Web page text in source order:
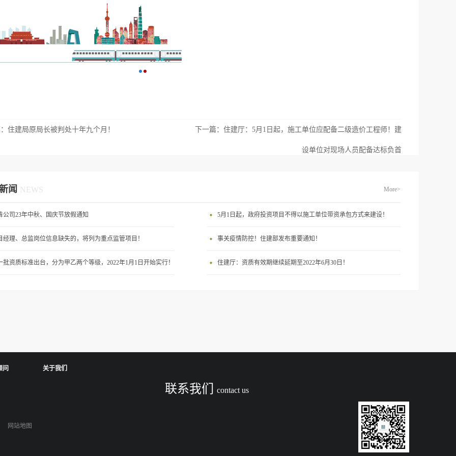
住建局原局长被判处十年九个月！ 下一篇： 住建厅：5月1日起，施工单位应配备二级造价工程师！建
设单位对现场人员配备达标负首
闻 NEWS More>
公司23年中秋、国庆节放假通知 5月1日起，政府投资项目不得以施工单位带资承包方式来建设！
经理、总监岗位信息缺失的，将列为重点监管项目！ 事关疫情防控！住建部发布重要通知！
批资质标准出台，分为甲乙两个等级，2022年1月1日开始实行！ 住建厅：资质有效期继续延期至2022年6月30日！
问 关于我们
联系我们 contact us
网站地图